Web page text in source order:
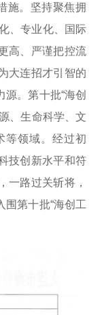
施。坚持聚焦拥
、专业化、国际
高、严谨把控流
大连招才引智的
。第十批“海创
、生命科学、文
等领域。经过初
技创新水平和符
一路过关斩将，
围第十批“海创工